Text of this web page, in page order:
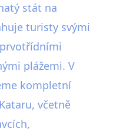
stát na
turisty svými
plážemi. V
kompletní
včetně